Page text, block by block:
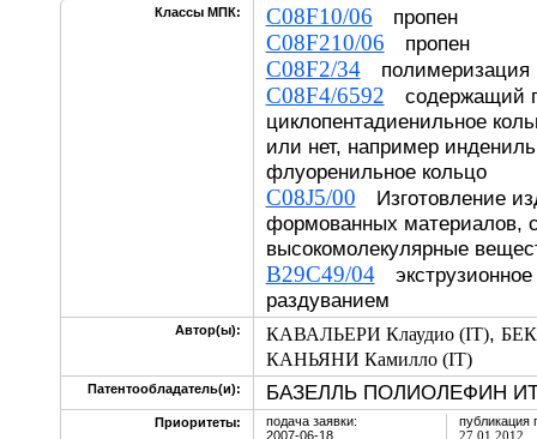
Классы МПК: C08F10/06 пропен
C08F210/06 пропен
C08F2/34полимеризация
C08F4/6592 содержащий
циклопентадиенильное
или нет, например
флуоренильное кольцо
C08J5/00 Изготовление
формованных материалов,
высокомолекулярные
B29C49/04
раздуванием
Автор(ы): КАВАЛЬЕРИ Клаудио (IT),
КАНЬЯНИ Камилло (IT)
Патентообладатель(и): БАЗЕЛЛЬ ПОЛИОЛЕФИН
Приоритеты:
подача заявки:
2007-06-18
публикация
27.01.2012